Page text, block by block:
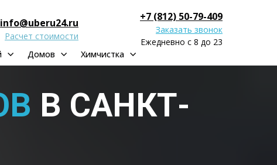
info@uberu24.ru
Расчет стоимости
+7 (812) 50-79-409
Заказать звонок
Ежедневно с 8 до 23
Домов Химчистка
В САНКТ-